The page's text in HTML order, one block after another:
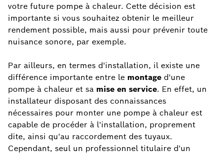
votre future pompe à chaleur. Cette décision est
importante si vous souhaitez obtenir le meilleur
rendement possible, mais aussi pour prévenir toute
nuisance sonore, par exemple.
Par ailleurs, en termes d'installation, il existe une
différence importante entre le montage d'une
pompe à chaleur et sa mise en service. En effet, un
installateur disposant des connaissances
nécessaires pour monter une pompe à chaleur est
capable de procéder à l'installation, proprement
dite, ainsi qu'au raccordement des tuyaux.
Cependant, seul un professionnel titulaire d'un